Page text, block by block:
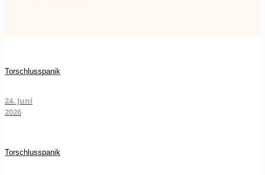
Torschlusspanik
24. Juni
2026
Torschlusspanik